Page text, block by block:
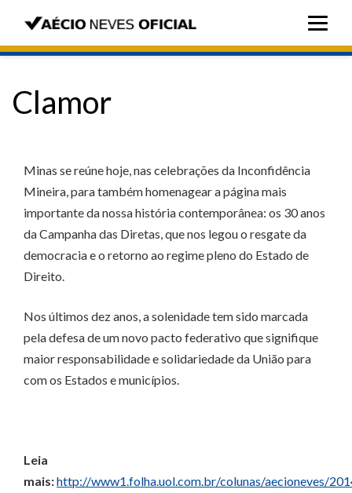
Clamor
Minas se reúne hoje, nas celebrações da Inconfidência
Mineira, para também homenagear a página mais
importante da nossa história contemporânea: os 30 anos
da Campanha das Diretas, que nos legou o resgate da
democracia e o retorno ao regime pleno do Estado de
Direito.
Nos últimos dez anos, a solenidade tem sido marcada
pela defesa de um novo pacto federativo que signifique
maior responsabilidade e solidariedade da União para
com os Estados e municípios.
Leia
mais:http://www1.folha.uol.com.br/colunas/aecioneves/